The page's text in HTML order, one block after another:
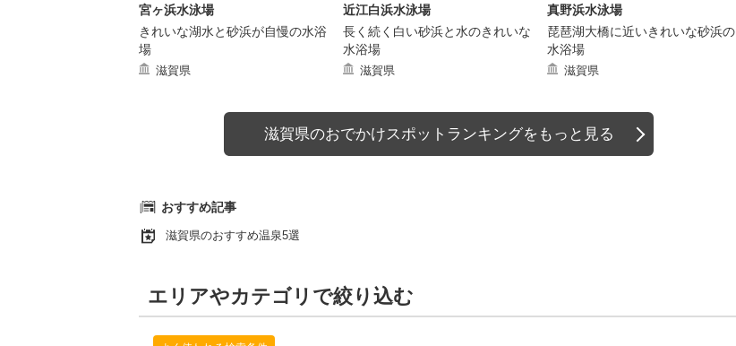
宮ヶ浜水泳場
きれいな湖水と砂浜が自慢の水浴
場
滋賀県
近江白浜水泳場
長く続く白い砂浜と水のきれいな
水浴場
滋賀県
真野浜水泳場
琵琶湖大橋に近いきれいな砂浜の
水浴場
滋賀県
滋賀県のおでかけスポットランキングをもっと見る
おすすめ記事
滋賀県のおすすめ温泉5選
エリアやカテゴリで絞り込む